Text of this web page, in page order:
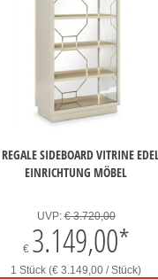
SIDEBOARD VITRINE
EINRICHTUNG MÖBEL
UVP:€ 3.720,00
€ 3.149,00*
1 Stück (€ 3.149,00 / Stück)